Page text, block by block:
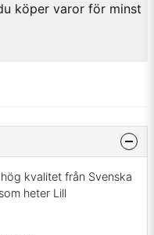
köper varor för minst
kvalitet från Svenska
heter Lill